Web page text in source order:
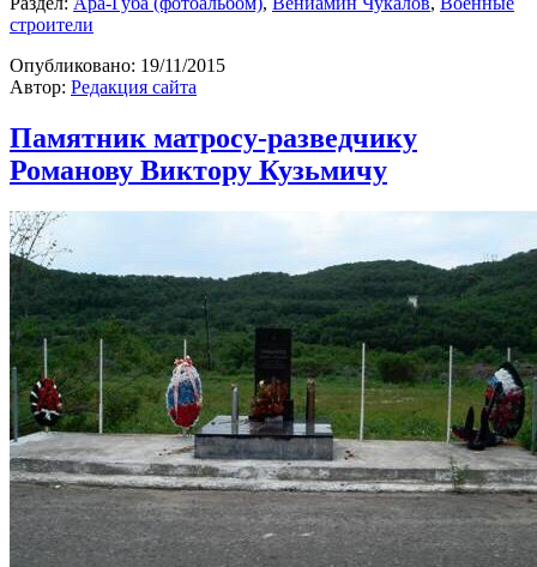
строители
Опубликовано: 19/11/2015
Автор: Редакция сайта
Памятник матросу-разведчику
Романову Виктору Кузьмичу